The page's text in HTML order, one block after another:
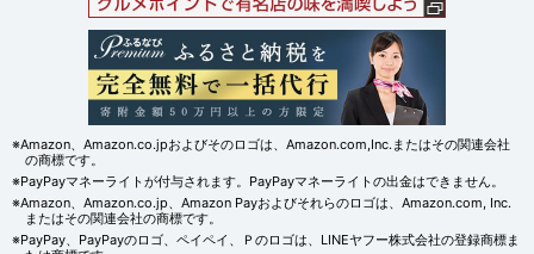
※Amazon、Amazon.co.jpおよびそのロゴは、Amazon.com,Inc.またはその関連会社
の商標です。
※PayPayマネーライトが付与されます。PayPayマネーライトの出金はできません。
※Amazon、Amazon.co.jp、Amazon Payおよびそれらのロゴは、Amazon.com, Inc.
またはその関連会社の商標です。
※PayPay、PayPayのロゴ、ペイペイ、Ｐのロゴは、LINEヤフー株式会社の登録商標ま